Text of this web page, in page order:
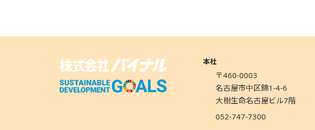
本社
〒460-0003
名古屋市中区錦1-4-6
大樹生命名古屋ビル7階
052-747-7300